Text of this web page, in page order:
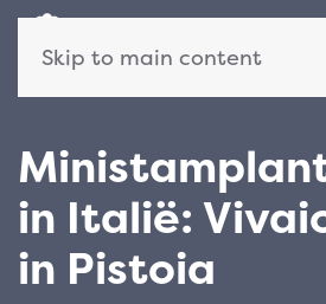
Skip to main content
in Italië:
in Pistoia